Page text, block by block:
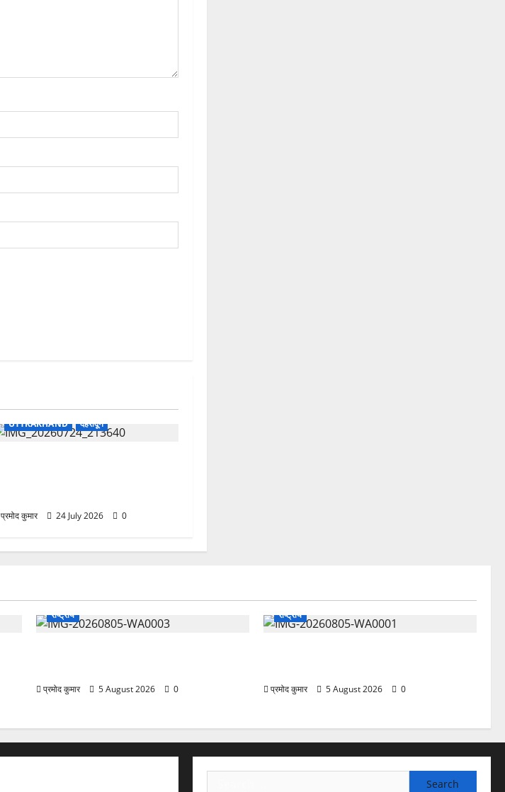
UTTRAKHAND देहरादून
प्रमोद कुमार 24 July 2026 0
राष्ट्रीय
प्रमोद कुमार 5 August 2026 0
राष्ट्रीय
प्रमोद कुमार 5 August 2026 0